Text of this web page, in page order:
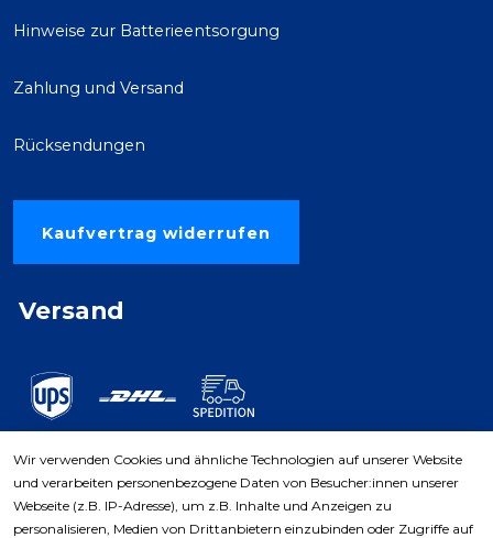
Hinweise zur Batterieentsorgung
Zahlung und Versand
Rücksendungen
Kaufvertrag widerrufen
Versand
Zahlungsarten
Wir verwenden Cookies und ähnliche Technologien auf unserer Website
und verarbeiten personenbezogene Daten von Besucher:innen unserer
Webseite (z.B. IP-Adresse), um z.B. Inhalte und Anzeigen zu
personalisieren, Medien von Drittanbietern einzubinden oder Zugriffe auf